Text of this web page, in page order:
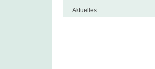
Aktuelles